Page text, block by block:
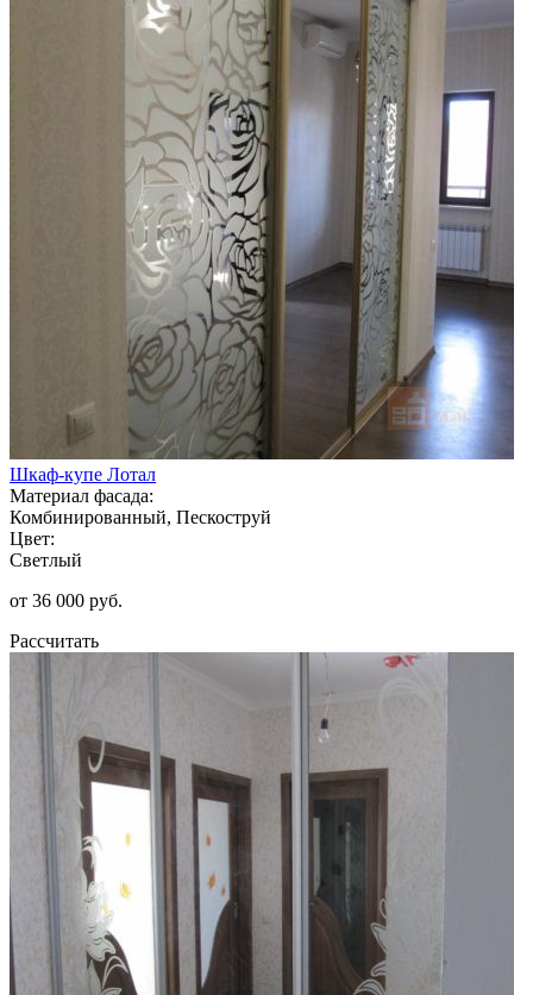
Шкаф-купе Лотал
Материал фасада:
Комбинированный, Пескоструй
Цвет:
Светлый
от 36 000 руб.
Рассчитать